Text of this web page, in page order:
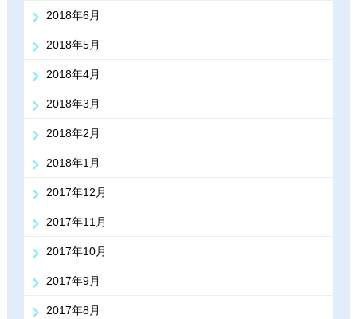
2018年6月
2018年5月
2018年4月
2018年3月
2018年2月
2018年1月
2017年12月
2017年11月
2017年10月
2017年9月
2017年8月